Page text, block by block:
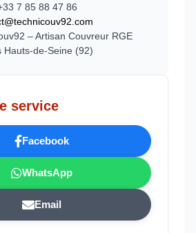
7 85 88 47 86
– Artisan Couvreur RGE
Hauts-de-Seine (92)
service
Facebook
WhatsApp
Email